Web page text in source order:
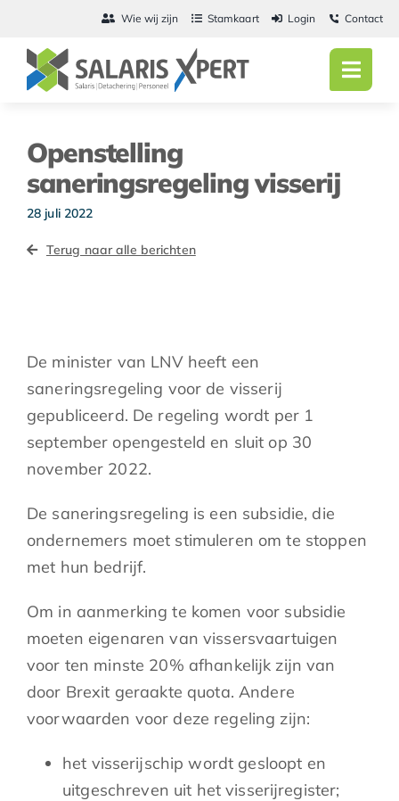
inhoud
Wie wij zijn Stamkaart Login Contact
Openstelling
saneringsregeling visserij
28 juli 2022
Terug naar alle berichten
De minister van LNV heeft een
saneringsregeling voor de visserij
gepubliceerd. De regeling wordt per 1
september opengesteld en sluit op 30
november 2022.
De saneringsregeling is een subsidie, die
ondernemers moet stimuleren om te stoppen
met hun bedrijf.
Om in aanmerking te komen voor subsidie
moeten eigenaren van vissersvaartuigen
voor ten minste 20% afhankelijk zijn van
door Brexit geraakte quota. Andere
voorwaarden voor deze regeling zijn:
het visserijschip wordt gesloopt en
uitgeschreven uit het visserijregister;